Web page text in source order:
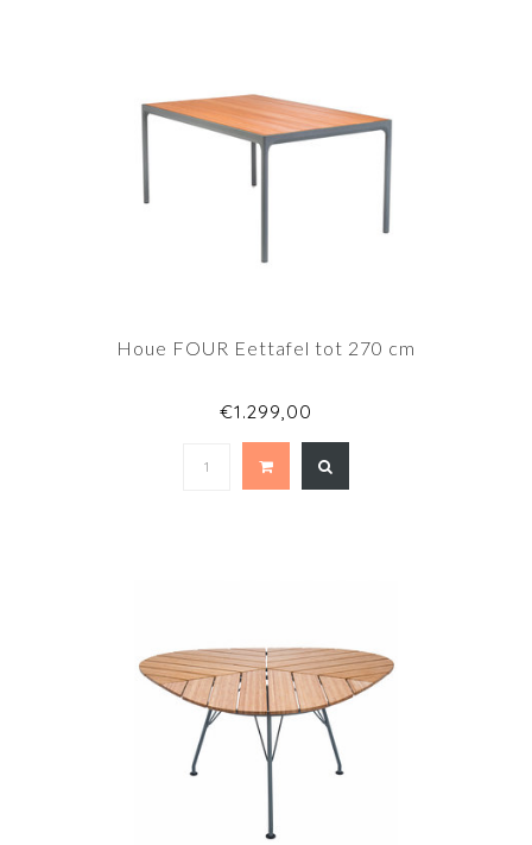
Houe FOUR Eettafel tot 270 cm
€1.299,00